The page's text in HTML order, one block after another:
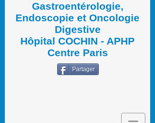
Gastroentérologie,
Endoscopie et Oncologie
Digestive
Hôpital COCHIN - APHP
Centre Paris
Partager